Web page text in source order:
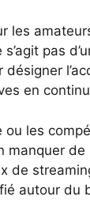
les
pas
en
ou les
manquer de
de
autour du